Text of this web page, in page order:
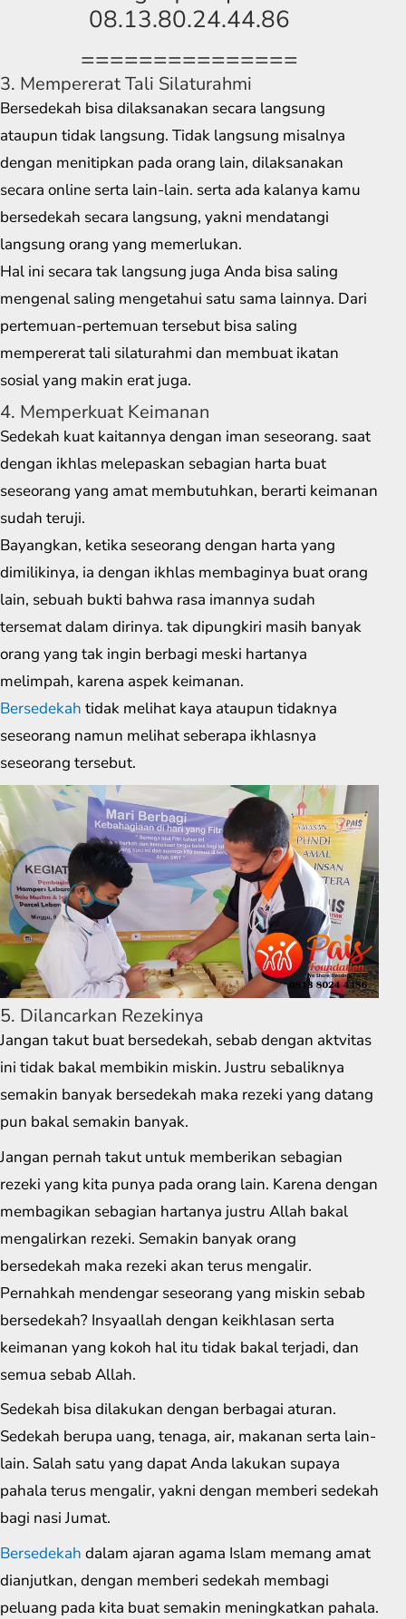
08.13.80.24.44.86
===============
3. Mempererat Tali Silaturahmi
Bersedekah bisa dilaksanakan secara langsung
ataupun tidak langsung. Tidak langsung misalnya
dengan menitipkan pada orang lain, dilaksanakan
secara online serta lain-lain. serta ada kalanya kamu
bersedekah secara langsung, yakni mendatangi
langsung orang yang memerlukan.
Hal ini secara tak langsung juga Anda bisa saling
mengenal saling mengetahui satu sama lainnya. Dari
pertemuan-pertemuan tersebut bisa saling
mempererat tali silaturahmi dan membuat ikatan
sosial yang makin erat juga.
4. Memperkuat Keimanan
Sedekah kuat kaitannya dengan iman seseorang. saat
dengan ikhlas melepaskan sebagian harta buat
seseorang yang amat membutuhkan, berarti keimanan
sudah teruji.
Bayangkan, ketika seseorang dengan harta yang
dimilikinya, ia dengan ikhlas membaginya buat orang
lain, sebuah bukti bahwa rasa imannya sudah
tersemat dalam dirinya. tak dipungkiri masih banyak
orang yang tak ingin berbagi meski hartanya
melimpah, karena aspek keimanan.
Bersedekah tidak melihat kaya ataupun tidaknya
seseorang namun melihat seberapa ikhlasnya
seseorang tersebut.
5. Dilancarkan Rezekinya
Jangan takut buat bersedekah, sebab dengan aktvitas
ini tidak bakal membikin miskin. Justru sebaliknya
semakin banyak bersedekah maka rezeki yang datang
pun bakal semakin banyak.
Jangan pernah takut untuk memberikan sebagian
rezeki yang kita punya pada orang lain. Karena dengan
membagikan sebagian hartanya justru Allah bakal
mengalirkan rezeki. Semakin banyak orang
bersedekah maka rezeki akan terus mengalir.
Pernahkah mendengar seseorang yang miskin sebab
bersedekah? Insyaallah dengan keikhlasan serta
keimanan yang kokoh hal itu tidak bakal terjadi, dan
semua sebab Allah.
Sedekah bisa dilakukan dengan berbagai aturan.
Sedekah berupa uang, tenaga, air, makanan serta lain-
lain. Salah satu yang dapat Anda lakukan supaya
pahala terus mengalir, yakni dengan memberi sedekah
bagi nasi Jumat.
Bersedekah dalam ajaran agama Islam memang amat
dianjutkan, dengan memberi sedekah membagi
peluang pada kita buat semakin meningkatkan pahala.